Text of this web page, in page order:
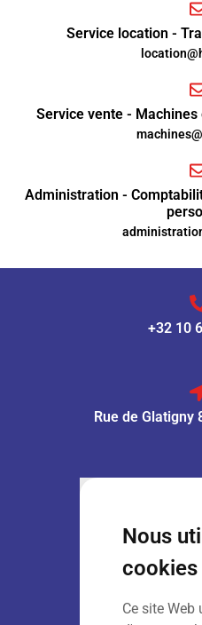
Nous
cookies
Ce site Web
Service location -
Service vente -
Administration -
+32 10
Rue de Glatigny
:
Dim: